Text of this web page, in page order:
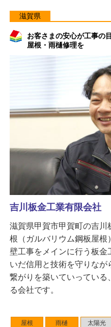
滋賀県
お客さまの安心が工事の
屋根・雨樋修理を
屋根
雨樋 太陽光
吉川板金工業有限会社
滋賀県甲賀市甲賀町の吉川
根（ガルバリウム鋼板屋
壁工事をメインに行う板金
いだ信用と技術を守りな
繋がりを築いていっている
る会社です。